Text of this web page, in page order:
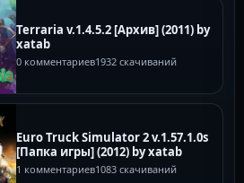
Terraria v.1.4.5.2 [Архив] (2011) by
xatab
0 комментариев1932 скачиваний
Euro Truck Simulator 2 v.1.57.1.0s
[Папка игры] (2012) by xatab
1 комментариев1083 скачиваний